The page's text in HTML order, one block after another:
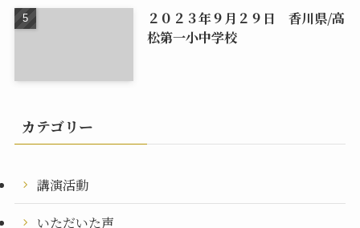
２０２３年９月２９日 香川県/高
松第一小中学校
カテゴリー
講演活動
いただいた声